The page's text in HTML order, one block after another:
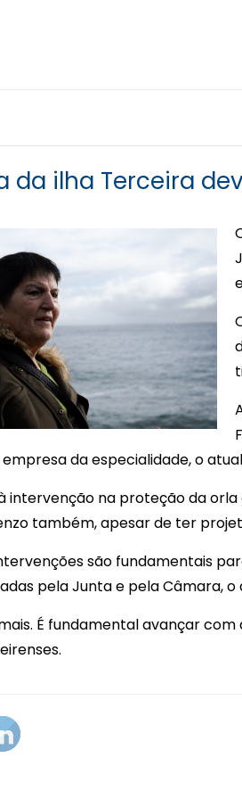
da ilha Terceira
da especialidade, o
intervenção na proteção da
também, apesar de ter
são fundamentais
pela Junta e pela Câmara,
É fundamental avançar